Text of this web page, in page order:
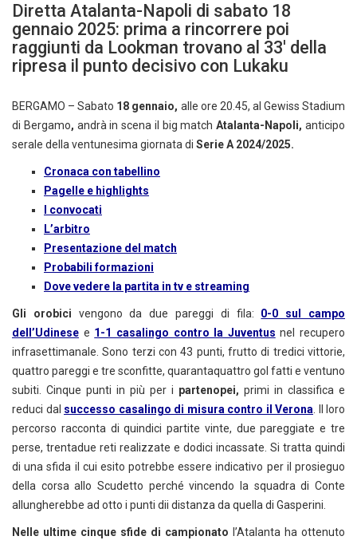
Diretta Atalanta-Napoli di sabato 18
gennaio 2025: prima a rincorrere poi
raggiunti da Lookman trovano al 33′ della
ripresa il punto decisivo con Lukaku
BERGAMO – Sabato 18 gennaio, alle ore 20.45, al Gewiss Stadium
di Bergamo, andrà in scena il big matchAtalanta-Napoli, anticipo
serale della ventunesima giornata di Serie A 2024/2025.
Cronaca con tabellino
Pagelle e highlights
I convocati
L’arbitro
Presentazione del match
Probabili formazioni
Dove vedere la partita in tv e streaming
Gli orobici vengono da due pareggi di fila: 0-0 sul campo
dell’Udinese e 1-1 casalingo contro la Juventus nel recupero
infrasettimanale. Sono terzi con 43 punti, frutto di tredici vittorie,
quattro pareggi e tre sconfitte, quarantaquattro gol fatti e ventuno
subiti. Cinque punti in più per i partenopei, primi in classifica e
reduci dal successo casalingo di misura contro il Verona. Il loro
percorso racconta di quindici partite vinte, due pareggiate e tre
perse, trentadue reti realizzate e dodici incassate. Si tratta quindi
di una sfida il cui esito potrebbe essere indicativo per il prosieguo
della corsa allo Scudetto perché vincendo la squadra di Conte
allungherebbe ad otto i punti dii distanza da quella di Gasperini.
Nelle ultime cinque sfide di campionato l’Atalanta ha ottenuto